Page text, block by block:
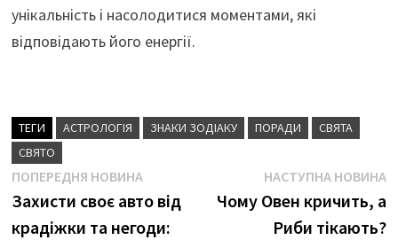
унікальність і насолодитися моментами, які
відповідають його енергії.
ТЕГИ АСТРОЛОГІЯ ЗНАКИ ЗОДІАКУ ПОРАДИ
СВЯТА
СВЯТО
Навігація
записів
ПОПЕРЕДНЯ НОВИНАПопередня
новина
Захисти своє авто від
крадіжки та негоди:
НАСТУПНА НОВИНА
Чому Овен кричить, а
Риби тікають?